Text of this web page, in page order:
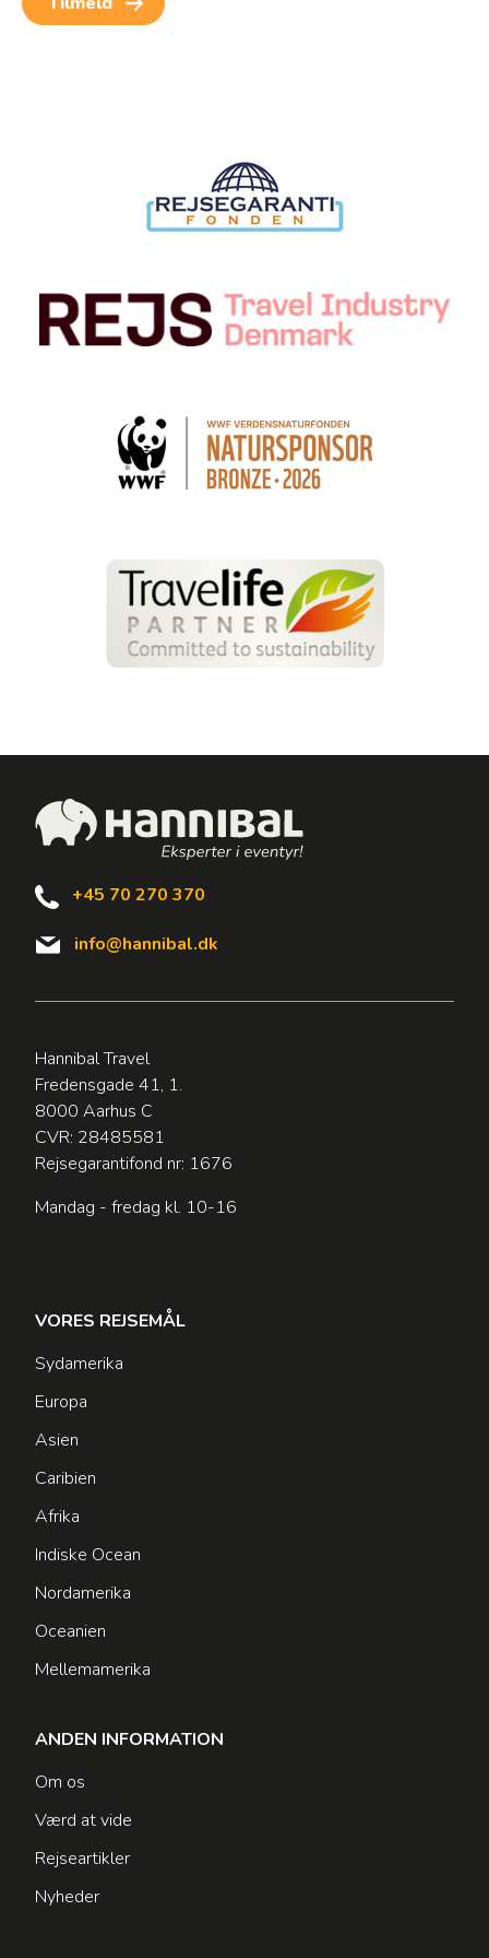
+45 70 270 370
info@hannibal.dk
Hannibal Travel
Fredensgade 41, 1.
8000 Aarhus C
CVR: 28485581
Rejsegarantifond nr: 1676
Mandag - fredag kl. 10-16
VORES REJSEMÅL
Sydamerika
Europa
Asien
Caribien
Afrika
Indiske Ocean
Nordamerika
Oceanien
Mellemamerika
ANDEN INFORMATION
Om os
Værd at vide
Rejseartikler
Nyheder